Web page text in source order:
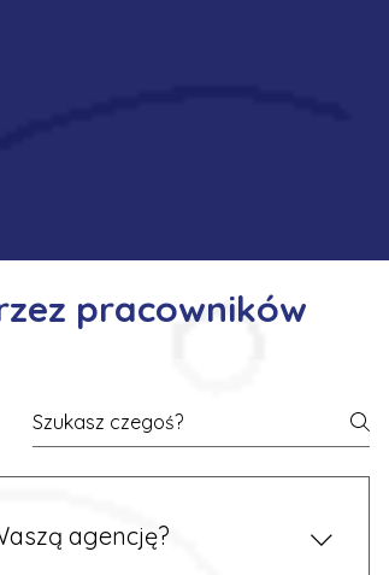
pracowników
agencję?